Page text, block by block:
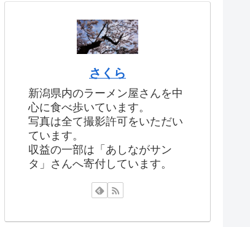
さくら
新潟県内のラーメン屋さんを中
心に食べ歩いています。
写真は全て撮影許可をいただい
ています。
収益の一部は「あしながサン
タ」さんへ寄付しています。